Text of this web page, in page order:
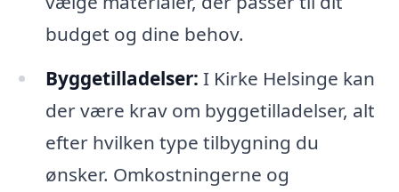
budget og dine behov.
Byggetilladelser: I Kirke Helsinge kan
der være krav om byggetilladelser, alt
efter hvilken type tilbygning du
ønsker. Omkostningerne og